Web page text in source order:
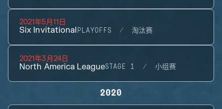
2021年5月11日
Six Invitational PLAYOFFS 淘汰赛
2021年3月24日
North America LeagueSTAGE 1 小组赛
2020